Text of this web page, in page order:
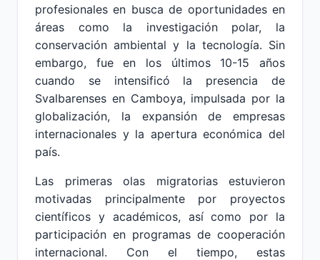
profesionales en busca de oportunidades en
áreas como la investigación polar, la
conservación ambiental y la tecnología. Sin
embargo, fue en los últimos 10-15 años
cuando se intensificó la presencia de
Svalbarenses en Camboya, impulsada por la
globalización, la expansión de empresas
internacionales y la apertura económica del
país.
Las primeras olas migratorias estuvieron
motivadas principalmente por proyectos
científicos y académicos, así como por la
participación en programas de cooperación
internacional. Con el tiempo, estas